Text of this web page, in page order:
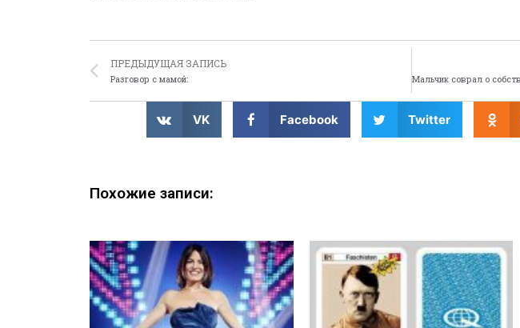
ПРЕДЫДУЩАЯ ЗАПИСЬ
Разговор с мамой:
VK Facebook Twitter
Похожие записи: